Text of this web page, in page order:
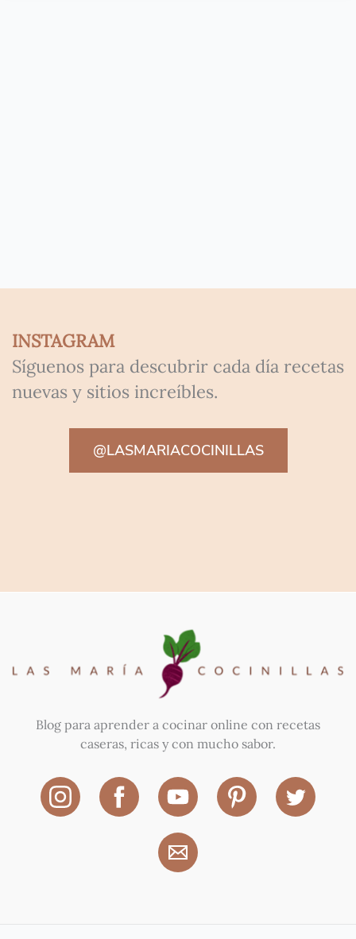
INSTAGRAM
Síguenos para descubrir cada día recetas
nuevas y sitios increíbles.
@LASMARIACOCINILLAS
Blog para aprender a cocinar online con recetas
caseras, ricas y con mucho sabor.